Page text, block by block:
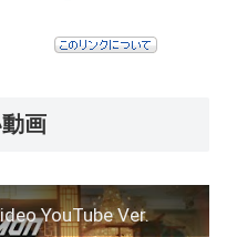
画
YouTube Ver.